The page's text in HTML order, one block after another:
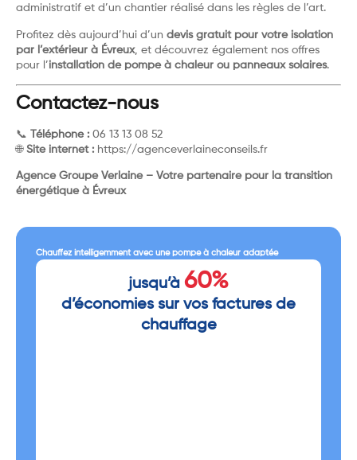
administratif et d’un chantier réalisé dans les règles de l’art.
Profitez dès aujourd’hui d’un devis gratuit pour votre isolation
par l’extérieur à Évreux, et découvrez également nos offres
pour l’installation de pompe à chaleur ou panneaux solaires.
Contactez-nous
📞 Téléphone : 06 13 13 08 52
🌐 Site internet : https://agenceverlaineconseils.fr
Agence Groupe Verlaine – Votre partenaire pour la transition
énergétique à Évreux
Chauffez intelligemment avec une pompe à chaleur adaptée
jusqu’à 60%
d’économies sur vos factures de
chauffage